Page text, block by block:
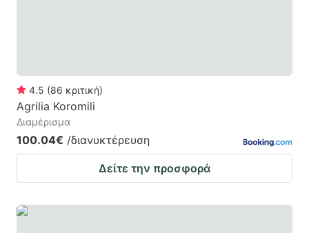
4.5 (86 κριτική)
Agrilia Koromili
Διαμέρισμα
100.04€ /διανυκτέρευση
Δείτε την προσφορά